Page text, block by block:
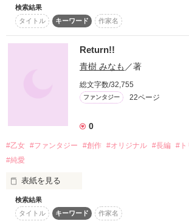
占いツクール、ナノでも書いております　た
作品を読む
検索結果
タイトル
キーワード 作家名
Return!!
青樹 みなも ／著
総文字数/32,755
ファンタジー 22ページ
0
#乙女 #ファンタジー #創作 #オリジナル #長編 #ト
#純愛
表紙を見る
創作ケータイ小説『Return!!』
ジャンル:異世界トラベルファンタジー
検索結果
タイトル
キーワード 作家名